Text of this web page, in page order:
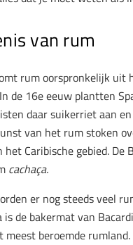
van rum
rum oorspronkelijk uit
de 16e eeuw plantten
daar suikerriet aan
van het rum stoken
Caribische gebied. De
cachaça.
er nog steeds veel
is de bakermat van
beroemde rumland.